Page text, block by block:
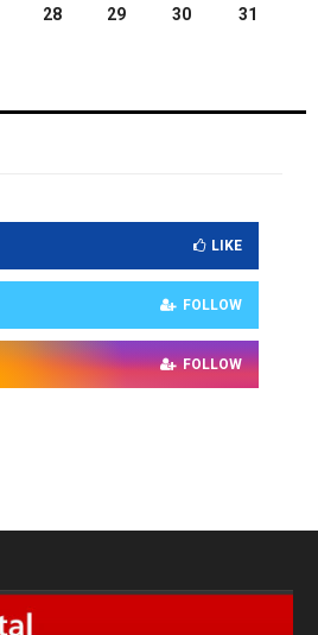
28 29 30
31
LIKE
FOLLOW
FOLLOW